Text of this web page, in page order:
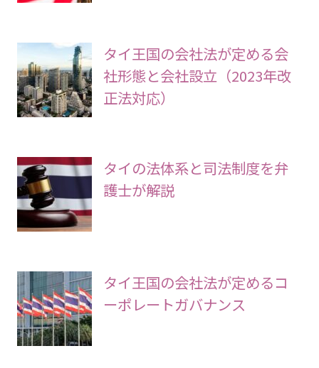
タイ王国の会社法が定める会
社形態と会社設立（2023年改
正法対応）
タイの法体系と司法制度を弁
護士が解説
タイ王国の会社法が定めるコ
ーポレートガバナンス